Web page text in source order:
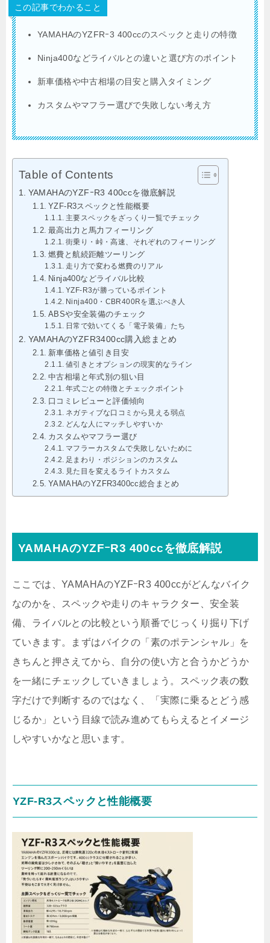
この記事でわかること
YAMAHAのYZFRｰ3 400ccのスペックと走りの特徴
Ninja400などライバルとの違いと選び方のポイント
新車価格や中古相場の目安と購入タイミング
カスタムやマフラー選びで失敗しない考え方
Table of Contents
YAMAHAのYZFｰR3 400ccを徹底解説
YZF-R3スペックと性能概要
主要スペックをざっくり一覧でチェック
最高出力と馬力フィーリング
街乗り・峠・高速、それぞれのフィーリング
燃費と航続距離ツーリング
走り方で変わる燃費のリアル
Ninja400などライバル比較
YZF-R3が勝っているポイント
Ninja400・CBR400Rを選ぶべき人
ABSや安全装備のチェック
日常で効いてくる「電子装備」たち
YAMAHAのYZFR3400cc購入総まとめ
新車価格と値引き目安
値引きとオプションの現実的なライン
中古相場と年式別の狙い目
年式ごとの特徴とチェックポイント
口コミレビューと評価傾向
ネガティブな口コミから見える弱点
どんな人にマッチしやすいか
カスタムやマフラー選び
マフラーカスタムで失敗しないために
足まわり・ポジションのカスタム
見た目を変えるライトカスタム
YAMAHAのYZFR3400cc総合まとめ
YAMAHAのYZFｰR3 400ccを徹底解説
ここでは、YAMAHAのYZFｰR3 400ccがどんなバイク
なのかを、スペックや走りのキャラクター、安全装
備、ライバルとの比較という順番でじっくり掘り下げ
ていきます。まずはバイクの「素のポテンシャル」を
きちんと押さえてから、自分の使い方と合うかどうか
を一緒にチェックしていきましょう。スペック表の数
字だけで判断するのではなく、「実際に乗るとどう感
じるか」という目線で読み進めてもらえるとイメージ
しやすいかなと思います。
YZF-R3スペックと性能概要